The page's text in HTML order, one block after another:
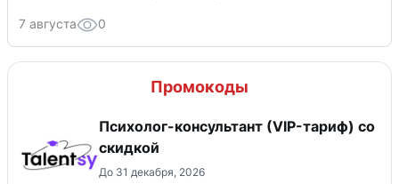
7 августа 0
Промокоды
Психолог-консультант (VIP-тариф) со
скидкой
До 31 декабря, 2026